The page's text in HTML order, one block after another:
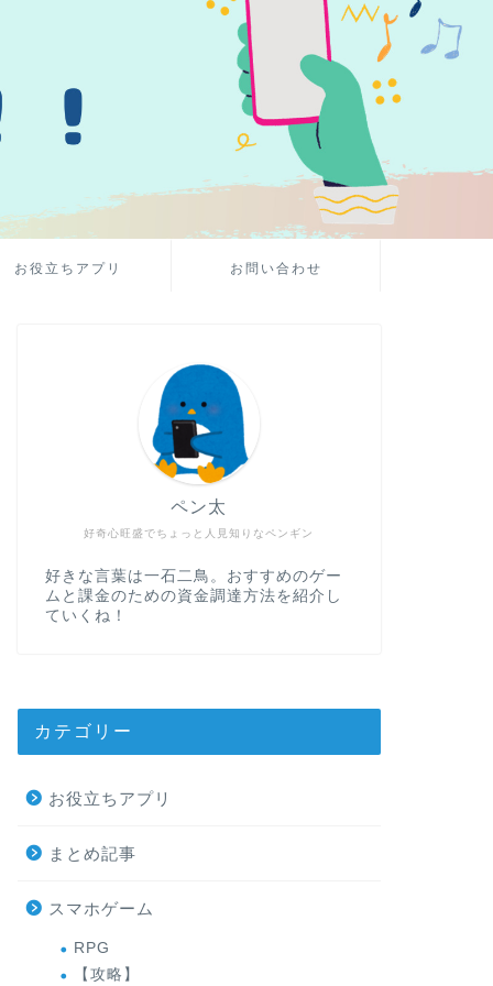
お役立ちアプリ お問い合わせ
好奇心旺盛でちょっと人見知りなペンギン
ペン太
好きな言葉は一石二鳥。おすすめのゲー
ムと課金のための資金調達方法を紹介し
ていくね！
カテゴリー
お役立ちアプリ
まとめ記事
スマホゲーム
RPG
【攻略】